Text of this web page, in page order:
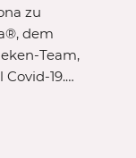
zu
dem
Team,
19.…